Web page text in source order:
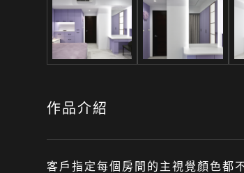
作品介紹
客戶指定每個房間的主視覺顏色都